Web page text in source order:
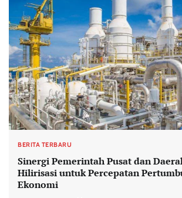
BERITA TERBARU
Sinergi Pemerintah Pusat dan
Hilirisasi untuk Percepatan
Ekonomi